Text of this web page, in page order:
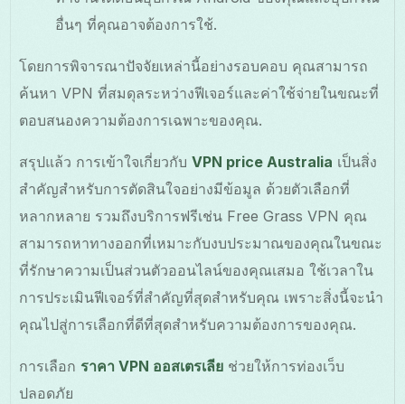
อื่นๆ ที่คุณอาจต้องการใช้.
โดยการพิจารณาปัจจัยเหล่านี้อย่างรอบคอบ คุณสามารถ
ค้นหา VPN ที่สมดุลระหว่างฟีเจอร์และค่าใช้จ่ายในขณะที่
ตอบสนองความต้องการเฉพาะของคุณ.
สรุปแล้ว การเข้าใจเกี่ยวกับVPN price Australia เป็นสิ่ง
สำคัญสำหรับการตัดสินใจอย่างมีข้อมูล ด้วยตัวเลือกที่
หลากหลาย รวมถึงบริการฟรีเช่น Free Grass VPN คุณ
สามารถหาทางออกที่เหมาะกับงบประมาณของคุณในขณะ
ที่รักษาความเป็นส่วนตัวออนไลน์ของคุณเสมอ ใช้เวลาใน
การประเมินฟีเจอร์ที่สำคัญที่สุดสำหรับคุณ เพราะสิ่งนี้จะนำ
คุณไปสู่การเลือกที่ดีที่สุดสำหรับความต้องการของคุณ.
การเลือก ราคา VPN ออสเตรเลีย ช่วยให้การท่องเว็บ
ปลอดภัย